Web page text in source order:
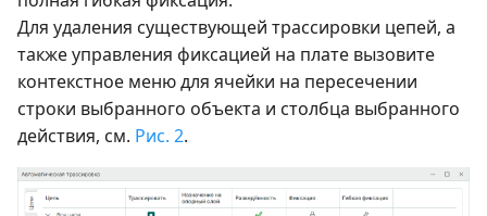
Для удаления существующей трассировки цепей, а
также управления фиксацией на плате вызовите
контекстное меню для ячейки на пересечении
строки выбранного объекта и столбца выбранного
действия, см. Рис. 2.